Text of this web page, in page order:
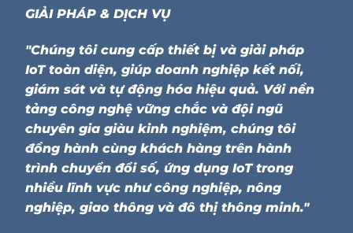
GIẢI PHÁP & DỊCH VỤ
"Chúng tôi cung cấp thiết bị và giải pháp
IoT toàn diện, giúp doanh nghiệp kết nối,
giám sát và tự động hóa hiệu quả. Với nền
tảng công nghệ vững chắc và đội ngũ
chuyên gia giàu kinh nghiệm, chúng tôi
đồng hành cùng khách hàng trên hành
trình chuyển đổi số, ứng dụng IoT trong
nhiều lĩnh vực như công nghiệp, nông
nghiệp, giao thông và đô thị thông minh."